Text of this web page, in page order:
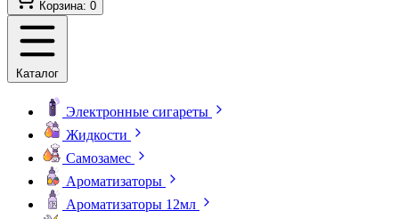
Корзина: 0
Каталог
Электронные сигареты
Жидкости
Самозамес
Ароматизаторы
Ароматизаторы 12мл